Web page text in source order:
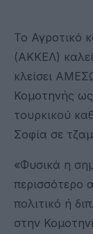
Το Αγροτικό
(ΑΚΚΕΛ)
κλείσει
Κομοτηνής
τουρκικού
Σοφία σε
«Φυσικά η
περισσότερο
πολιτικό ή
στην